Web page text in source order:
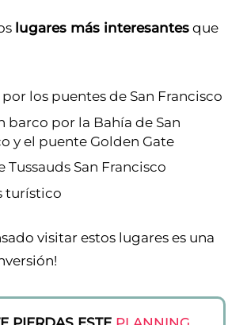
lugares más interesantesque
los puentes de San Francisco
barco por la Bahía de San
y el puente Golden Gate
Tussauds San Francisco
turístico
visitar estos lugares es una